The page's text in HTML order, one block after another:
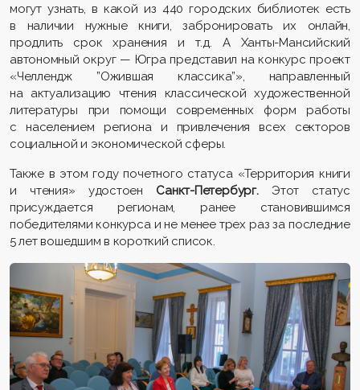
могут узнать, в какой из 440 городских библиотек есть
в наличии нужные книги, забронировать их онлайн,
продлить срок хранения и т.д. А Ханты-Мансийский
автономный округ — Югра представил на конкурс проект
«Челлендж ”Ожившая классика”», направленный
на актуализацию чтения классической художественной
литературы при помощи современных форм работы
с населением региона и привлечения всех секторов
социальной и экономической сферы.
Также в этом году почетного статуса «Территория книги
и чтения» удостоен Санкт-Петербург.Этот статус
присуждается регионам, ранее становившимся
победителями конкурса и не менее трех раз за последние
5 лет вошедшим в короткий список.